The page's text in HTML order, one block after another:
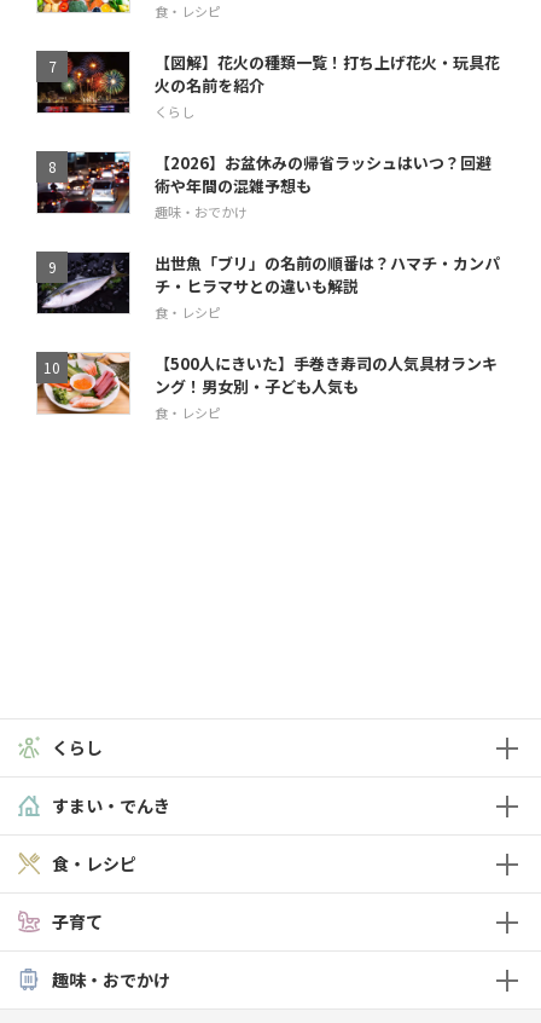
食・レシピ
【図解】花火の種類一覧！打ち上げ花火・玩具花
火の名前を紹介
くらし
【2026】お盆休みの帰省ラッシュはいつ？回避
術や年間の混雑予想も
趣味・おでかけ
出世魚「ブリ」の名前の順番は？ハマチ・カンパ
チ・ヒラマサとの違いも解説
食・レシピ
【500人にきいた】手巻き寿司の人気具材ランキ
ング！男女別・子ども人気も
食・レシピ
くらし
すまい・でんき
食・レシピ
子育て
趣味・おでかけ